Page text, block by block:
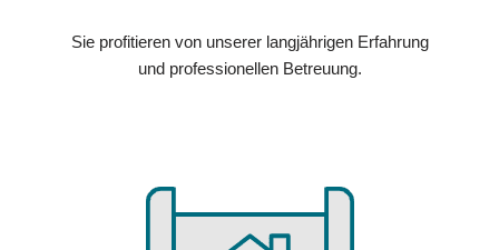
Sie profitieren von unserer langjährigen Erfahrung
und professionellen Betreuung.